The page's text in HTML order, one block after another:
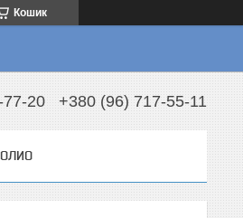
Кошик
20 +380 (96) 717-55-11